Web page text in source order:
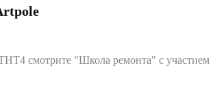
смотрите "Школа ремонта" с